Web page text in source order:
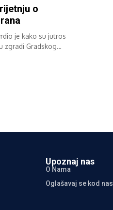
o
je kako su jutros
zgradi Gradskog
Upoznaj nas
O Nama
Oglašavaj se kod nas